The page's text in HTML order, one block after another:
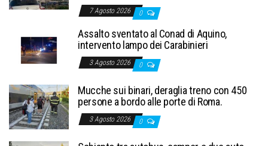
7 Agosto 2026 0
Assalto sventato al Conad di Aquino,
intervento lampo dei Carabinieri
3 Agosto 2026 0
Mucche sui binari, deraglia treno con 450
persone a bordo alle porte di Roma.
3 Agosto 2026 0